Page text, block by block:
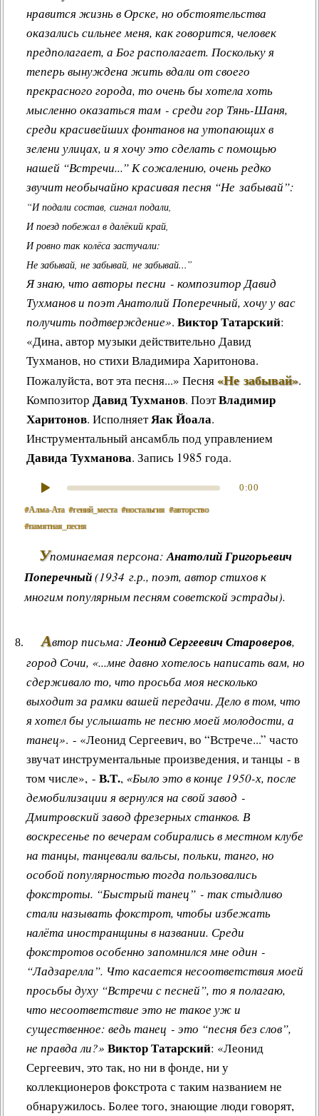
нравится жизнь в Орске, но обстоятельства
оказались сильнее меня, как говорится, человек
предполагает, а Бог располагает. Поскольку я
теперь вынуждена жить вдали от своего
прекрасного города, то очень бы хотела хоть
мысленно оказаться там - среди гор Тянь-Шаня,
среди красивейших фонтанов на утопающих в
зелени улицах, и я хочу это сделать с помощью
нашей “Встречи...” К сожалению, очень редко
звучит необычайно красивая песня “Не забывай”:
“И подали состав, сигнал подали,
И поезд побежал в далёкий край,
И ровно так колёса застучали:
Не забывай, не забывай, не забывай...”
Я знаю, что авторы песни - композитор Давид
Тухманов и поэт Анатолий Поперечный, хочу у вас
получить подтверждение». Виктор Татарский:
«Дина, автор музыки действительно Давид
Тухманов, но стихи Владимира Харитонова.
Пожалуйста, вот эта песня...» Песня«Не забывай».
Композитор Давид Тухманов. ПоэтВладимир
Харитонов. ИсполняетЯак Йоала.
Инструментальный ансамбль под управлением
Давида Тухманова. Запись 1985 года.
0:00
#Алма‑Ата #гений_места #ностальгия #авторство
#памятная_песня
Упоминаемая персона:Анатолий Григорьевич
Поперечный(1934 г.р., поэт, автор стихов к
многим популярным песням советской эстрады).
Автор письма:Леонид Сергеевич Староверов,
город Сочи, «...мне давно хотелось написать вам, но
сдерживало то, что просьба моя несколько
выходит за рамки вашей передачи. Дело в том, что
я хотел бы услышать не песню моей молодости, а
танец». - «Леонид Сергеевич, во “Встрече...” часто
звучат инструментальные произведения, и танцы - в
том числе», - В.Т., «Было это в конце 1950-х, после
демобилизации я вернулся на свой завод -
Дмитровский завод фрезерных станков. В
воскресенье по вечерам собирались в местном клубе
на танцы, танцевали вальсы, польки, танго, но
особой популярностью тогда пользовались
фокстроты. “Быстрый танец” - так стыдливо
стали называть фокстрот, чтобы избежать
налёта иностранщины в названии. Среди
фокстротов особенно запомнился мне один -
“Ладзарелла”. Что касается несоответствия моей
просьбы духу “Встречи с песней”, то я полагаю,
что несоответствие это не такое уж и
существенное: ведь танец - это “песня без слов”,
не правда ли?» Виктор Татарский: «Леонид
Сергеевич, это так, но ни в фонде, ни у
коллекционеров фокстрота с таким названием не
обнаружилось. Более того, знающие люди говорят,